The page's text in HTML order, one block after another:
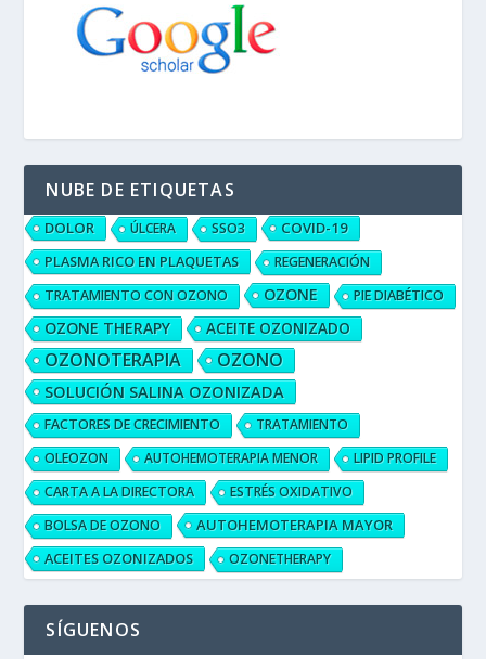
NUBE DE ETIQUETAS
DOLOR ÚLCERA SSO3
COVID-19
PLASMA RICO EN PLAQUETAS
REGENERACIÓN
TRATAMIENTO CON OZONO
OZONE PIE DIABÉTICO
OZONE THERAPY ACEITE OZONIZADO
OZONOTERAPIA OZONO
SOLUCIÓN SALINA OZONIZADA
FACTORES DE CRECIMIENTO
TRATAMIENTO
OLEOZON
AUTOHEMOTERAPIA MENOR
LIPID PROFILE
CARTA A LA DIRECTORA
ESTRÉS OXIDATIVO
BOLSA DE OZONO
AUTOHEMOTERAPIA MAYOR
ACEITES OZONIZADOS
OZONETHERAPY
SÍGUENOS